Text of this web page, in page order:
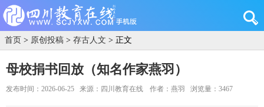
首页 > 原创投稿 > 存古人文 > 正文
母校捐书回放（知名作家燕羽）
发布时间：2026-06-25 来源：四川教育在线 作者：燕羽 浏览量：3467